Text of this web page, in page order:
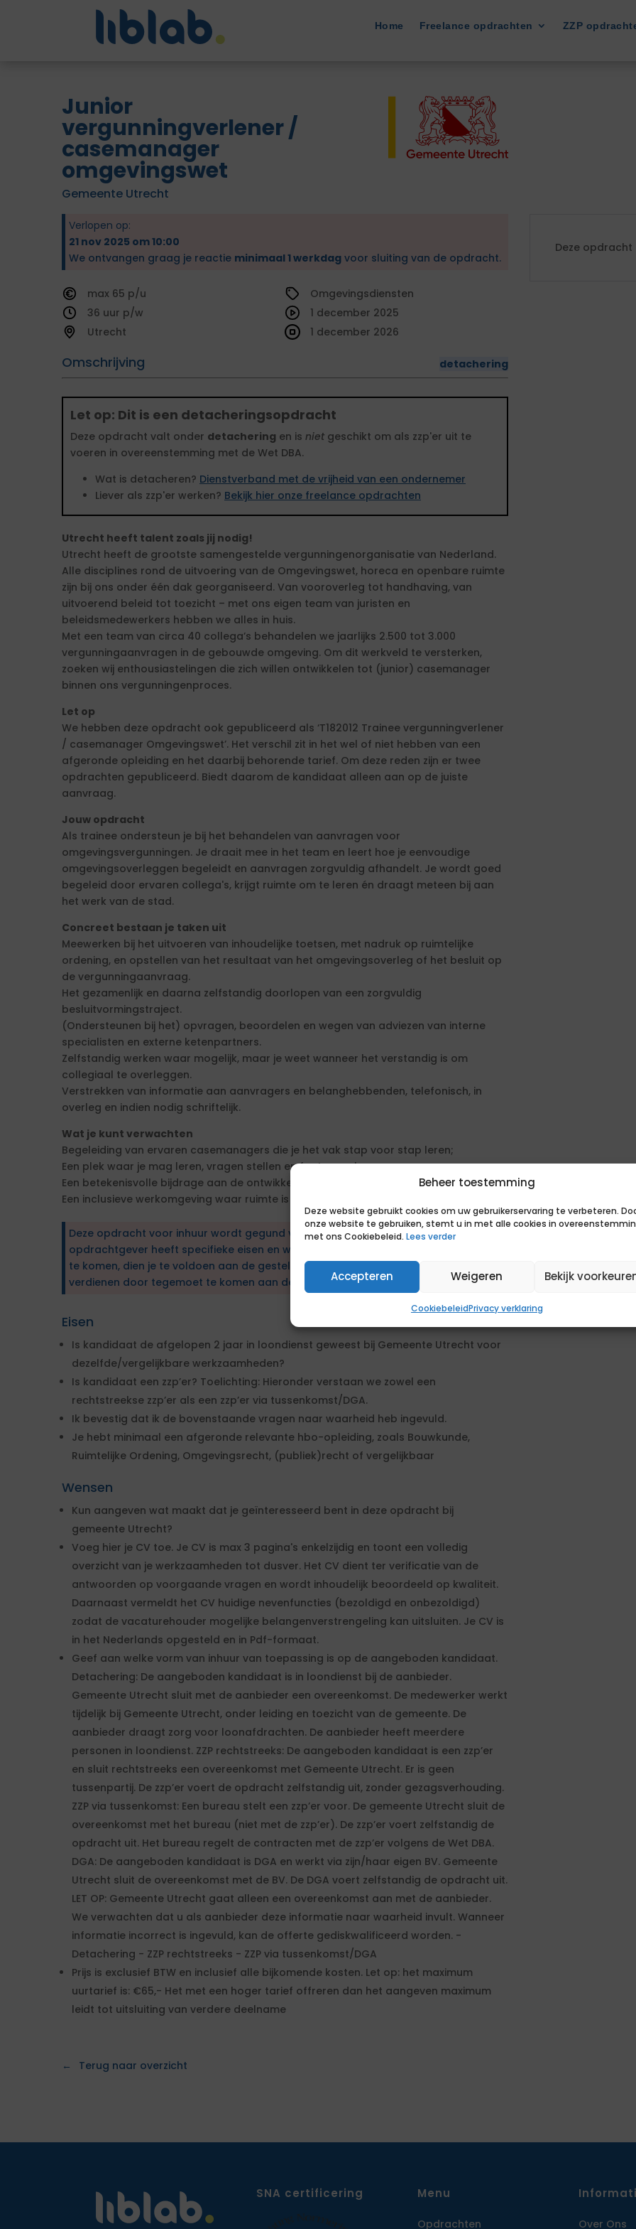
Beheer toestemming
Deze website gebruikt cookies om uw gebruikerservaring te verbeteren.
onze website te gebruiken, stemt u in met alle cookies in
met ons Cookiebeleid. Lees verder
Accepteren Weigeren Bekijk
CookiebeleidPrivacy verklaring
Home Freelance opdrachten ZZP
Junior
vergunningverlener /
casemanager
omgevingswet
Gemeente Utrecht
Verlopen op:
21 nov 2025 om 10:00
We ontvangen graag je reactie minimaal 1 werkdag voor sluiting van de opdracht.
65
36
Utrecht
Omgevingsdiensten
Omschrijving detachering
1 december 2025
1 december 2026
Let op: Dit is een detacheringsopdracht
Deze opdracht valt onder detachering en is niet geschikt om als zzp'er uit te
voeren in overeenstemming met de Wet DBA.
Wat is detacheren? Dienstverband met de vrijheid van een ondernemer
Liever als zzp'er werken? Bekijk hier onze freelance opdrachten
Utrecht heeft talent zoals jij nodig!
Utrecht heeft de grootste samengestelde vergunningenorganisatie van Nederland.
Alle disciplines rond de uitvoering van de Omgevingswet, horeca en openbare ruimte
zijn bij ons onder één dak georganiseerd. Van vooroverleg tot handhaving, van
uitvoerend beleid tot toezicht – met ons eigen team van juristen en
beleidsmedewerkers hebben we alles in huis.
Met een team van circa 40 collega’s behandelen we jaarlijks 2.500 tot 3.000
vergunningaanvragen in de gebouwde omgeving. Om dit werkveld te versterken,
zoeken wij enthousiastelingen die zich willen ontwikkelen tot (junior) casemanager
binnen ons vergunningenproces.
Let op
We hebben deze opdracht ook gepubliceerd als ‘T182012 Trainee vergunningverlener
/ casemanager Omgevingswet’. Het verschil zit in het wel of niet hebben van een
afgeronde opleiding en het daarbij behorende tarief. Om deze reden zijn er twee
opdrachten gepubliceerd. Biedt daarom de kandidaat alleen aan op de juiste
aanvraag.
Jouw opdracht
Als trainee ondersteun je bij het behandelen van aanvragen voor
omgevingsvergunningen. Je draait mee in het team en leert hoe je eenvoudige
omgevingsoverleggen begeleidt en aanvragen zorgvuldig afhandelt. Je wordt goed
begeleid door ervaren collega's, krijgt ruimte om te leren én draagt meteen bij aan
het werk van de stad.
Concreet bestaan je taken uit
Meewerken bij het uitvoeren van inhoudelijke toetsen, met nadruk op ruimtelijke
ordening, en opstellen van het resultaat van het omgevingsoverleg of het besluit op
de vergunningaanvraag.
Het gezamenlijk en daarna zelfstandig doorlopen van een zorgvuldig
besluitvormingstraject.
(Ondersteunen bij het) opvragen, beoordelen en wegen van adviezen van interne
specialisten en externe ketenpartners.
Zelfstandig werken waar mogelijk, maar je weet wanneer het verstandig is om
collegiaal te overleggen.
Verstrekken van informatie aan aanvragers en belanghebbenden, telefonisch, in
overleg en indien nodig schriftelijk.
Wat je kunt verwachten
Begeleiding van ervaren casemanagers die je het vak stap voor stap leren;
Een plek waar je mag leren, vragen stellen en fouten maken;
Een betekenisvolle bijdrage aan de ontwikkeling van de stad Utrecht;
Een inclusieve werkomgeving waar ruimte is voor wie
Deze opdracht voor inhuur wordt gegund via een aanbestedingsprocedure. De
opdrachtgever heeft specifieke eisen en wensen geformuleerd. Om in aanmerking
te komen, dien je te voldoen aan de gestelde eisen. Daarnaast kun je extra punten
verdienen door tegemoet te komen aan de wensen.
Eisen
Is kandidaat de afgelopen 2 jaar in loondienst geweest bij Gemeente Utrecht voor
dezelfde/vergelijkbare werkzaamheden?
Is kandidaat een zzp’er? Toelichting: Hieronder verstaan we zowel een
rechtstreekse zzp’er als een zzp’er via tussenkomst/DGA.
Ik bevestig dat ik de bovenstaande vragen naar waarheid heb ingevuld.
Je hebt minimaal een afgeronde relevante hbo-opleiding, zoals Bouwkunde,
Ruimtelijke Ordening, Omgevingsrecht, (publiek)recht of vergelijkbaar
Wensen
Kun aangeven wat maakt dat je geïnteresseerd bent in deze opdracht bij
gemeente Utrecht?
Voeg hier je CV toe. Je CV is max 3 pagina's enkelzijdig en toont een volledig
overzicht van je werkzaamheden tot dusver. Het CV dient ter verificatie van de
antwoorden op voorgaande vragen en wordt inhoudelijk beoordeeld op kwaliteit.
Daarnaast vermeldt het CV huidige nevenfuncties (bezoldigd en onbezoldigd)
zodat de vacaturehouder mogelijke belangenverstrengeling kan uitsluiten. Je CV is
in het Nederlands opgesteld en in Pdf-formaat.
Geef aan welke vorm van inhuur van toepassing is op de aangeboden kandidaat.
Detachering: De aangeboden kandidaat is in loondienst bij de aanbieder.
Gemeente Utrecht sluit met de aanbieder een overeenkomst. De medewerker werkt
tijdelijk bij Gemeente Utrecht, onder leiding en toezicht van de gemeente. De
aanbieder draagt zorg voor loonafdrachten. De aanbieder heeft meerdere
personen in loondienst. ZZP rechtstreeks: De aangeboden kandidaat is een zzp’er
en sluit rechtstreeks een overeenkomst met Gemeente Utrecht. Er is geen
tussenpartij. De zzp’er voert de opdracht zelfstandig uit, zonder gezagsverhouding.
ZZP via tussenkomst: Een bureau stelt een zzp’er voor. De gemeente Utrecht sluit de
overeenkomst met het bureau (niet met de zzp’er). De zzp’er voert zelfstandig de
opdracht uit. Het bureau regelt de contracten met de zzp’er volgens de Wet DBA.
DGA: De aangeboden kandidaat is DGA en werkt via zijn/haar eigen BV. Gemeente
Utrecht sluit de overeenkomst met de BV. De DGA voert zelfstandig de opdracht uit.
LET OP: Gemeente Utrecht gaat alleen een overeenkomst aan met de aanbieder.
We verwachten dat u als aanbieder deze informatie naar waarheid invult. Wanneer
informatie incorrect is ingevuld, kan de offerte gediskwalificeerd worden. -
Detachering - ZZP rechtstreeks - ZZP via tussenkomst/DGA
Prijs is exclusief BTW en inclusief alle bijkomende kosten. Let op: het maximum
uurtarief is: €65,- Het met een hoger tarief offreren dan het aangeven maximum
leidt tot uitsluiting van verdere deelname
Deze opdracht
Terug naar overzicht
SNA certificering Menu
Opdrachten Over Ons